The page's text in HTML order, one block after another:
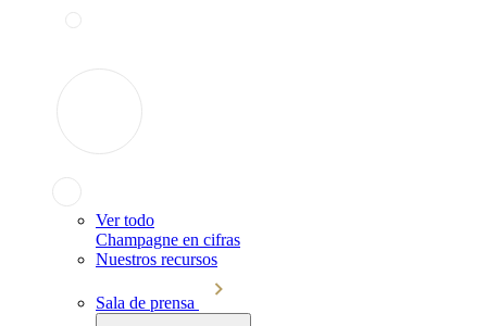
Ver todo
Champagne en cifras
Nuestros recursos
Sala de prensa